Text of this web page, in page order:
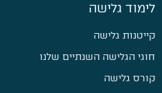
לימוד גלישה
קייטנות גלישה
חוגי הגלישה השנתיים שלנו
קורס גלישה